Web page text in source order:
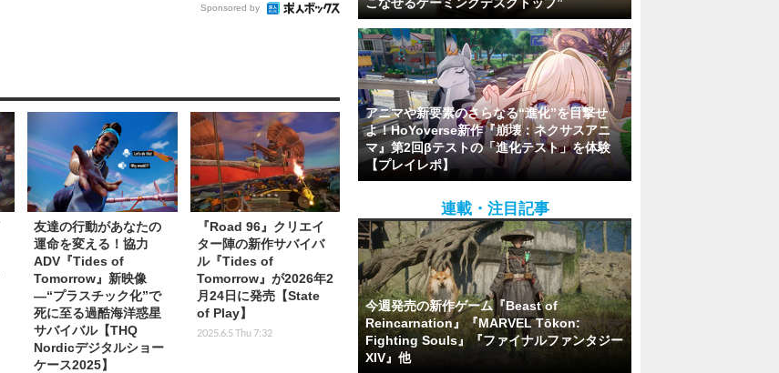
Sponsored by
友達の行動があなたの
運命を変える！協力
ADV『Tides of
Tomorrow』新映像
―“プラスチック化”で
死に至る過酷海洋惑星
サバイバル【THQ
Nordicデジタルショー
ケース2025】
『Road 96』クリエイ
ター陣の新作サバイバ
ル『Tides of
Tomorrow』が2026年2
月24日に発売【State
of Play】
2025.6.5 Thu 7:32
アニマや新要素のさらなる“進化”を目撃せ
よ！HoYoverse新作『崩壊：ネクサスアニ
マ』第2回βテストの「進化テスト」を体験
【プレイレポ】
連載・注目記事
今週発売の新作ゲーム『Beast of
Reincarnation』『MARVEL Tōkon:
Fighting Souls』『ファイナルファンタジー
XIV』他